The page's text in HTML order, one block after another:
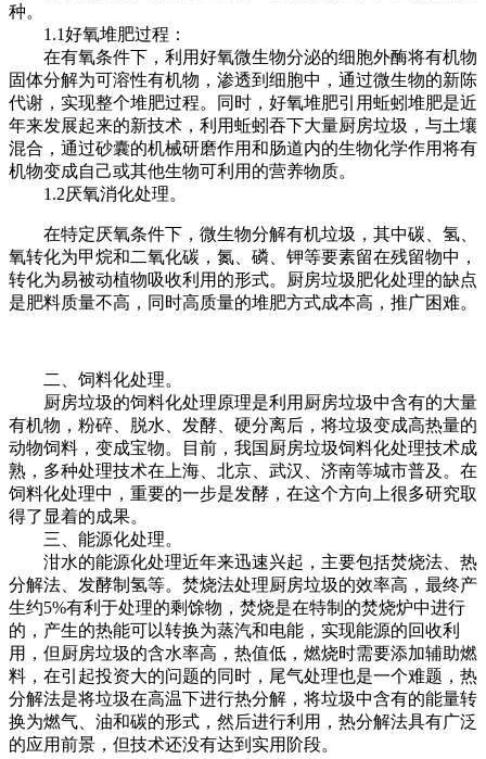
种。
1.1好氧堆肥过程：
在有氧条件下，利用好氧微生物分泌的细胞外酶将有机物
固体分解为可溶性有机物，渗透到细胞中，通过微生物的新陈
代谢，实现整个堆肥过程。同时，好氧堆肥引用蚯蚓堆肥是近
年来发展起来的新技术，利用蚯蚓吞下大量厨房垃圾，与土壤
混合，通过砂囊的机械研磨作用和肠道内的生物化学作用将有
机物变成自己或其他生物可利用的营养物质。
1.2厌氧消化处理。
在特定厌氧条件下，微生物分解有机垃圾，其中碳、氢、
氧转化为甲烷和二氧化碳，氮、磷、钾等要素留在残留物中，
转化为易被动植物吸收利用的形式。厨房垃圾肥化处理的缺点
是肥料质量不高，同时高质量的堆肥方式成本高，推广困难。
二、饲料化处理。
厨房垃圾的饲料化处理原理是利用厨房垃圾中含有的大量
有机物，粉碎、脱水、发酵、硬分离后，将垃圾变成高热量的
动物饲料，变成宝物。目前，我国厨房垃圾饲料化处理技术成
熟，多种处理技术在上海、北京、武汉、济南等城市普及。在
饲料化处理中，重要的一步是发酵，在这个方向上很多研究取
得了显着的成果。
三、能源化处理。
泔水的能源化处理近年来迅速兴起，主要包括焚烧法、热
分解法、发酵制氢等。焚烧法处理厨房垃圾的效率高，最终产
生约5%有利于处理的剩馀物，焚烧是在特制的焚烧炉中进行
的，产生的热能可以转换为蒸汽和电能，实现能源的回收利
用，但厨房垃圾的含水率高，热值低，燃烧时需要添加辅助燃
料，在引起投资大的问题的同时，尾气处理也是一个难题，热
分解法是将垃圾在高温下进行热分解，将垃圾中含有的能量转
换为燃气、油和碳的形式，然后进行利用，热分解法具有广泛
的应用前景，但技术还没有达到实用阶段。